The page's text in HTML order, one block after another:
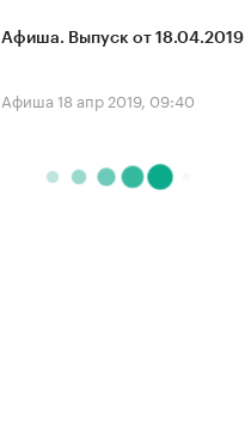
Афиша. Выпуск от 18.04.2019
Афиша 18 апр 2019, 09:40